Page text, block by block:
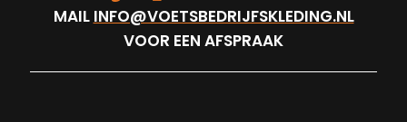
MAIL INFO@VOETSBEDRIJFSKLEDING.NL
VOOR EEN AFSPRAAK